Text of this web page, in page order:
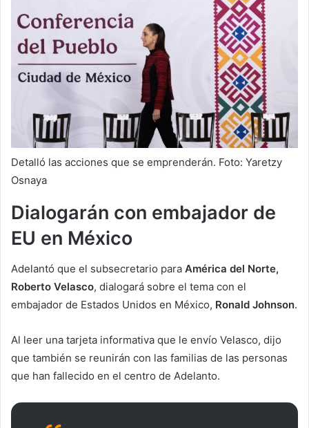
Detalló las acciones que se emprenderán. Foto: Yaretzy
Osnaya
Dialogarán con embajador de
EU en México
Adelantó que el subsecretario para América del Norte,
Roberto Velasco, dialogará sobre el tema con el
embajador de Estados Unidos en México, Ronald Johnson.
Al leer una tarjeta informativa que le envío Velasco, dijo
que también se reunirán con las familias de las personas
que han fallecido en el centro de Adelanto.